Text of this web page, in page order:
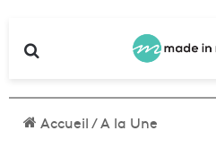
Accueil/A la Une